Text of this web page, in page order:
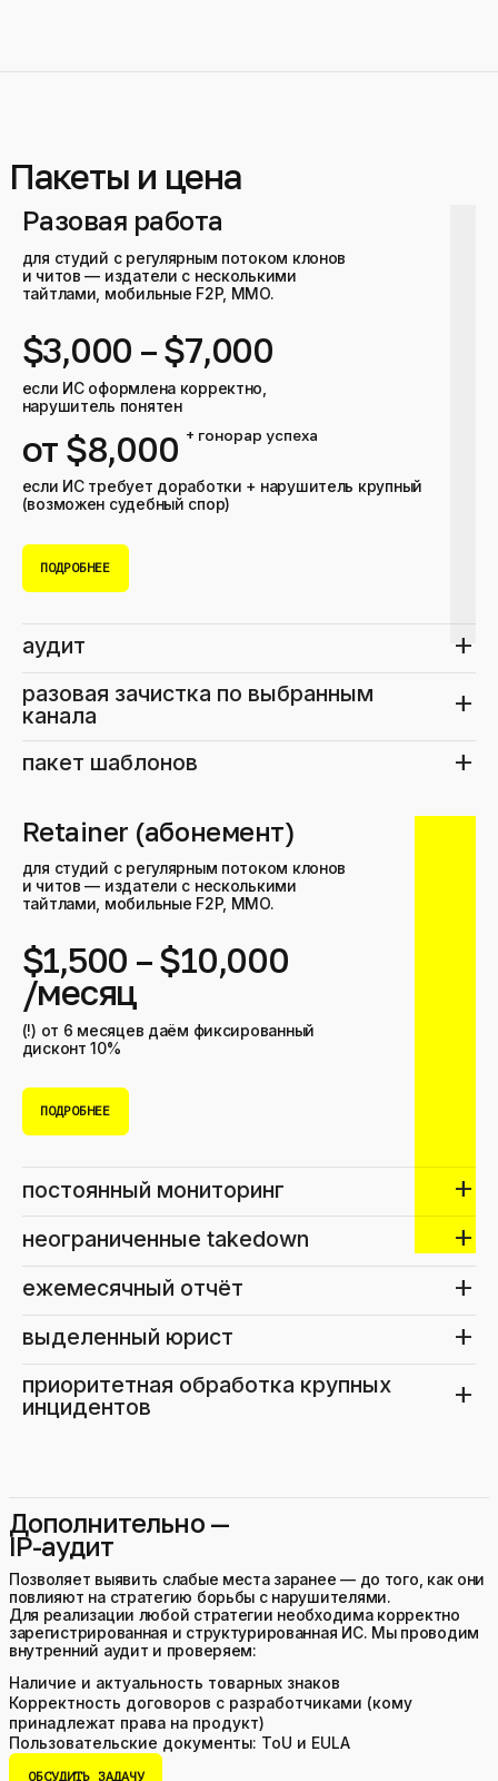
Пакеты и цена
Разовая работа
для студий с регулярным потоком клонов
и читов — издатели с несколькими
тайтлами, мобильные F2P, MMO.
$3,000 – $7,000
если ИС оформлена корректно,
нарушитель понятен
от $8,000 + гонорар успеха
если ИС требует доработки + нарушитель крупный
(возможен судебный спор)
ПОДРОБНЕЕ
аудит add
разовая зачистка по выбранным
канала
add
пакет шаблонов add
Retainer (абонемент)
для студий с регулярным потоком клонов
и читов — издатели с несколькими
тайтлами, мобильные F2P, MMO.
$1,500 – $10,000
/месяц
(!) от 6 месяцев даём фиксированный
дисконт 10%
ПОДРОБНЕЕ
постоянный мониторинг add
неограниченные takedown add
ежемесячный отчёт add
выделенный юрист add
приоритетная обработка крупных
инцидентов
add
Дополнительно —
IP-аудит
Позволяет выявить слабые места заранее — до того, как они
повлияют на стратегию борьбы с нарушителями.
Для реализации любой стратегии необходима корректно
зарегистрированная и структурированная ИС. Мы проводим
внутренний аудит и проверяем:
Наличие и актуальность товарных знаков
Корректность договоров с разработчиками (кому
принадлежат права на продукт)
Пользовательские документы: ToU и EULA
ОБСУДИТЬ ЗАДАЧУ